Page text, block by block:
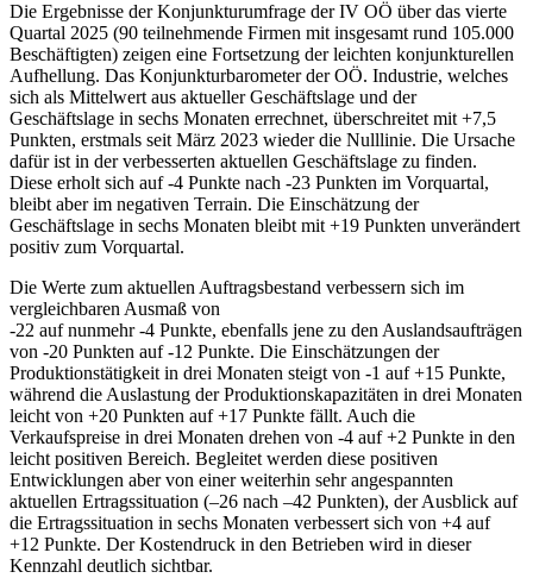
Die Ergebnisse der Konjunkturumfrage der IV OÖ über das vierte
Quartal 2025 (90 teilnehmende Firmen mit insgesamt rund 105.000
Beschäftigten) zeigen eine Fortsetzung der leichten konjunkturellen
Aufhellung. Das Konjunkturbarometer der OÖ. Industrie, welches
sich als Mittelwert aus aktueller Geschäftslage und der
Geschäftslage in sechs Monaten errechnet, überschreitet mit +7,5
Punkten, erstmals seit März 2023 wieder die Nulllinie. Die Ursache
dafür ist in der verbesserten aktuellen Geschäftslage zu finden.
Diese erholt sich auf -4 Punkte nach -23 Punkten im Vorquartal,
bleibt aber im negativen Terrain. Die Einschätzung der
Geschäftslage in sechs Monaten bleibt mit +19 Punkten unverändert
positiv zum Vorquartal.
Die Werte zum aktuellen Auftragsbestand verbessern sich im
vergleichbaren Ausmaß von
-22 auf nunmehr -4 Punkte, ebenfalls jene zu den Auslandsaufträgen
von -20 Punkten auf -12 Punkte. Die Einschätzungen der
Produktionstätigkeit in drei Monaten steigt von -1 auf +15 Punkte,
während die Auslastung der Produktionskapazitäten in drei Monaten
leicht von +20 Punkten auf +17 Punkte fällt. Auch die
Verkaufspreise in drei Monaten drehen von -4 auf +2 Punkte in den
leicht positiven Bereich. Begleitet werden diese positiven
Entwicklungen aber von einer weiterhin sehr angespannten
aktuellen Ertragssituation (–26 nach –42 Punkten), der Ausblick auf
die Ertragssituation in sechs Monaten verbessert sich von +4 auf
+12 Punkte. Der Kostendruck in den Betrieben wird in dieser
Kennzahl deutlich sichtbar.